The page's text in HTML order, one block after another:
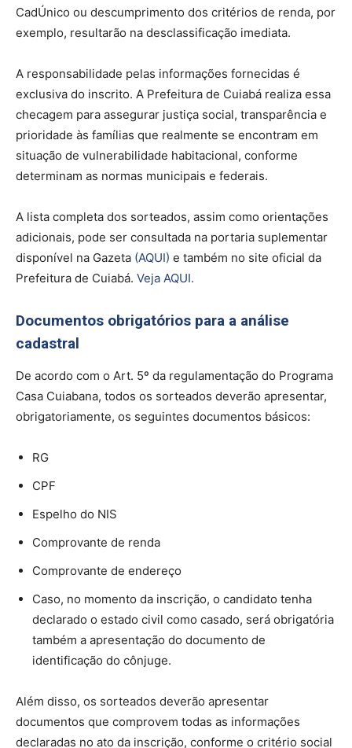
CadÚnico ou descumprimento dos critérios de renda, por
exemplo, resultarão na desclassificação imediata.
A responsabilidade pelas informações fornecidas é
exclusiva do inscrito. A Prefeitura de Cuiabá realiza essa
checagem para assegurar justiça social, transparência e
prioridade às famílias que realmente se encontram em
situação de vulnerabilidade habitacional, conforme
determinam as normas municipais e federais.
A lista completa dos sorteados, assim como orientações
adicionais, pode ser consultada na portaria suplementar
disponível na Gazeta (AQUI) e também no site oficial da
Prefeitura de Cuiabá. Veja AQUI.
Documentos obrigatórios para a análise
cadastral
De acordo com o Art. 5º da regulamentação do Programa
Casa Cuiabana, todos os sorteados deverão apresentar,
obrigatoriamente, os seguintes documentos básicos:
RG
CPF
Espelho do NIS
Comprovante de renda
Comprovante de endereço
Caso, no momento da inscrição, o candidato tenha
declarado o estado civil como casado, será obrigatória
também a apresentação do documento de
identificação do cônjuge.
Além disso, os sorteados deverão apresentar
documentos que comprovem todas as informações
declaradas no ato da inscrição, conforme o critério social